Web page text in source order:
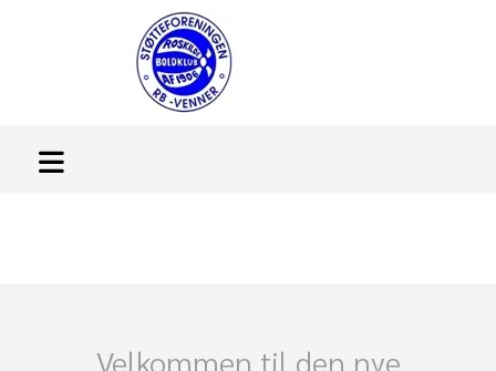
Velkommen til den nye